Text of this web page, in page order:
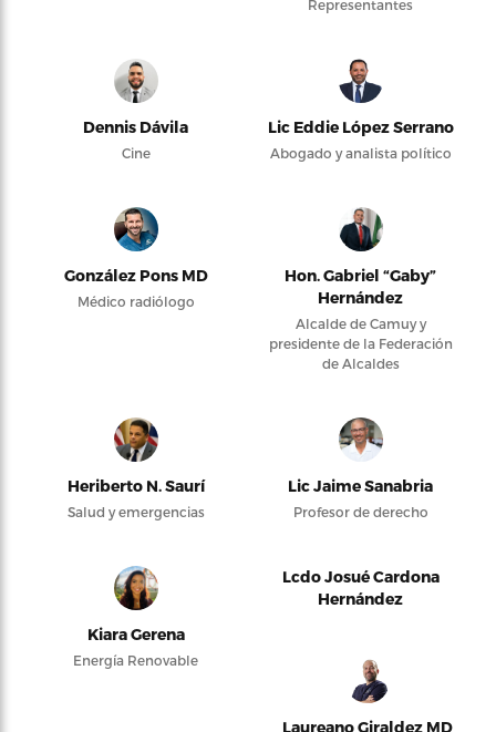
Representantes
Dennis Dávila
Cine
Lic Eddie López Serrano
Abogado y analista político
González Pons MD
Médico radiólogo
Hon. Gabriel “Gaby”
Hernández
Alcalde de Camuy y
presidente de la Federación
de Alcaldes
Heriberto N. Saurí
Salud y emergencias
Lic Jaime Sanabria
Profesor de derecho
Kiara Gerena
Energía Renovable
Lcdo Josué Cardona
Hernández
Laureano Giraldez MD